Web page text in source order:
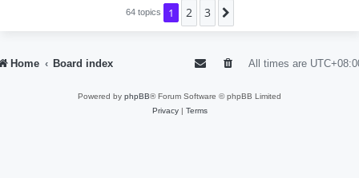
64 topics 1 2 3
Home Board index All times are
Powered by phpBB® Forum Software © phpBB Limited
Privacy| Terms